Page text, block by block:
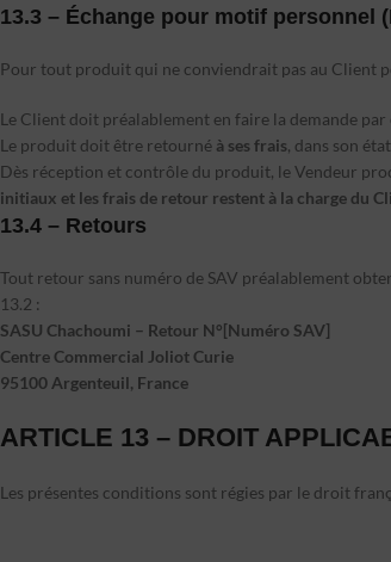
13.3 – Échange pour motif personnel
Pour tout produit qui ne conviendrait pas au Client
Le Client doit préalablement en faire la demande par
Le produit doit être retourné à ses frais, dans son
Dès réception et contrôle du produit, le Vendeur
initiaux et les frais de retour restent à la charge du
13.4 – Retours
Tout retour sans numéro de SAV préalablement
13.2 :
SASU Chachoumi – Retour N°[Numéro SAV]
Centre Commercial Joliot Curie
95100 Argenteuil, France
ARTICLE 13 – DROIT
Les présentes conditions sont régies par le droit